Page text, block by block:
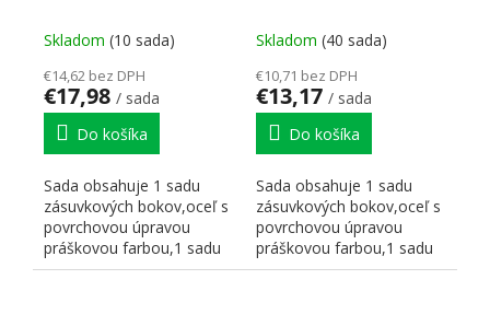
Skladom (10 sada)
€14,62 bez DPH
€17,98 / sada
Do košíka
Sada obsahuje 1 sadu
zásuvkových bokov,oceľ s
povrchovou úpravou
práškovou farbou,1 sadu
korpusových koľajničiek...
Skladom (40 sada)
€10,71 bez DPH
€13,17 / sada
Do košíka
Sada obsahuje 1 sadu
zásuvkových bokov,oceľ s
povrchovou úpravou
práškovou farbou,1 sadu
korpusových koľajničiek...